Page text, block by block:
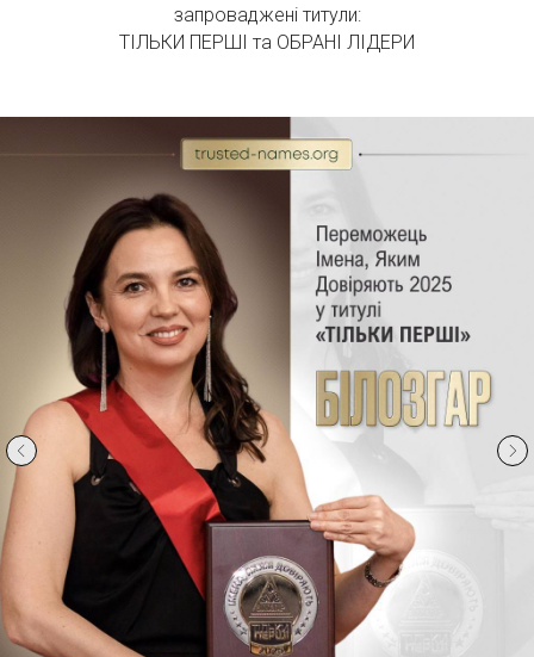
запроваджені титули:
ТІЛЬКИ ПЕРШІ та ОБРАНІ ЛІДЕРИ